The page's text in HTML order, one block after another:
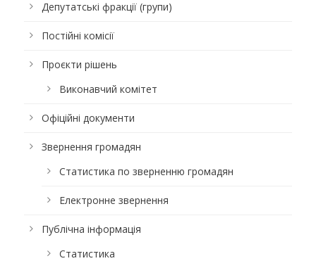
Депутатські фракції (групи)
Постійні комісії
Проєкти рішень
Виконавчий комітет
Офіційні документи
Звернення громадян
Статистика по зверненню громадян
Електронне звернення
Публічна інформація
Статистика